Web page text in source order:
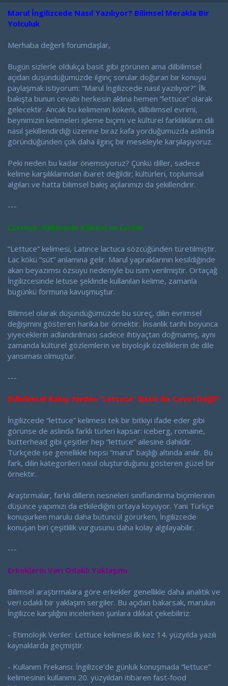
t
a
n
r
i
Marul İngilizcede Nasıl Yazılıyor? Bilimsel Merakla Bir
Yolculuk
Merhaba değerli forumdaşlar,
Bugün sizlerle oldukça basit gibi görünen ama dilbilimsel
açıdan düşündüğümüzde ilginç sorular doğuran bir konuyu
paylaşmak istiyorum: “Marul İngilizcede nasıl yazılıyor?” İlk
bakışta bunun cevabı herkesin aklına hemen “lettuce” olarak
gelecektir. Ancak bu kelimenin kökeni, dilbilimsel evrimi,
beynimizin kelimeleri işleme biçimi ve kültürel farklılıkların dili
nasıl şekillendirdiği üzerine biraz kafa yorduğumuzda aslında
göründüğünden çok daha ilginç bir meseleyle karşılaşıyoruz.
Peki neden bu kadar önemsiyoruz? Çünkü diller, sadece
kelime karşılıklarından ibaret değildir; kültürleri, toplumsal
algıları ve hatta bilimsel bakış açılarımızı da şekillendirir.
---
Lettuce: Kelimenin Kökeni ve Evrimi
“Lettuce” kelimesi, Latince lactuca sözcüğünden türetilmiştir.
Lac kökü “süt” anlamına gelir. Marul yapraklarının kesildiğinde
akan beyazımsı özsuyu nedeniyle bu isim verilmiştir. Ortaçağ
İngilizcesinde letuse şeklinde kullanılan kelime, zamanla
bugünkü formuna kavuşmuştur.
Bilimsel olarak düşündüğümüzde bu süreç, dilin evrimsel
değişimini gösteren harika bir örnektir. İnsanlık tarihi boyunca
yiyeceklerin adlandırılması sadece ihtiyaçtan doğmamış, aynı
zamanda kültürel gözlemlerin ve biyolojik özelliklerin de dile
yansıması olmuştur.
---
Dilbilimsel Bakış: Neden “Lettuce” Basit Bir Çeviri Değil?
İngilizcede “lettuce” kelimesi tek bir bitkiyi ifade eder gibi
görünse de aslında farklı türleri kapsar: iceberg, romaine,
butterhead gibi çeşitler hep “lettuce” ailesine dahildir.
Türkçede ise genellikle hepsi “marul” başlığı altında anılır. Bu
fark, dilin kategorileri nasıl oluşturduğunu gösteren güzel bir
örnektir.
Araştırmalar, farklı dillerin nesneleri sınıflandırma biçimlerinin
düşünce yapımızı da etkilediğini ortaya koyuyor. Yani Türkçe
konuşurken marulu daha bütüncül görürken, İngilizcede
konuşan biri çeşitlilik vurgusunu daha kolay algılayabilir.
---
Erkeklerin Veri Odaklı Yaklaşımı
Bilimsel araştırmalara göre erkekler genellikle daha analitik ve
veri odaklı bir yaklaşım sergiler. Bu açıdan bakarsak, marulun
İngilizce karşılığını incelerken şunlara dikkat çekebiliriz:
- Etimolojik Veriler: Lettuce kelimesi ilk kez 14. yüzyılda yazılı
kaynaklarda geçmiştir.
- Kullanım Frekansı: İngilizce’de günlük konuşmada “lettuce”
kelimesinin kullanımı 20. yüzyıldan itibaren fast-food